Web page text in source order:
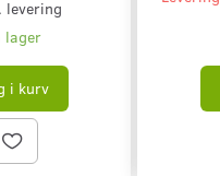
levering
lager
i kurv